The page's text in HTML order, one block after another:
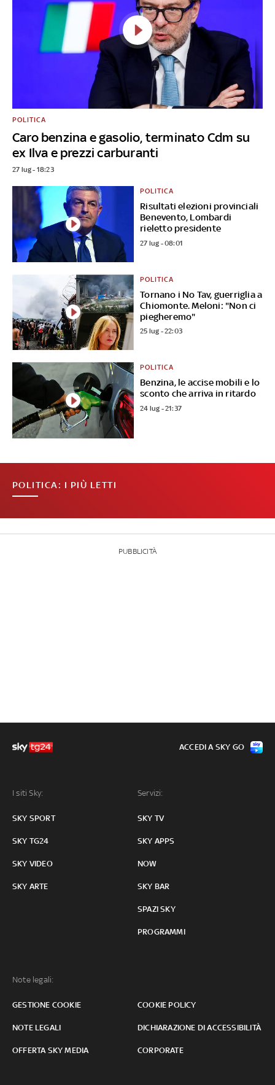
Caro benzina e gasolio, terminato Cdm su
ex Ilva e prezzi carburanti
POLITICA
27 lug - 18:23
Risultati elezioni provinciali
Benevento, Lombardi
rieletto presidente
POLITICA
27 lug - 08:01
Tornano i No Tav, guerriglia a
Chiomonte. Meloni: "Non ci
piegheremo"
POLITICA
25 lug - 22:03
Benzina, le accise mobili e lo
sconto che arriva in ritardo
POLITICA
24 lug - 21:37
POLITICA: I PIÙ LETTI
PUBBLICITÀ
I siti Sky:
SKY SPORT
SKY TG24
SKY VIDEO
SKY ARTE
Servizi:
SKY TV
SKY APPS
NOW
SKY BAR
SPAZI SKY
PROGRAMMI
Note legali:
GESTIONE COOKIE COOKIE POLICY
NOTE LEGALI DICHIARAZIONE DI ACCESSIBILITÀ
OFFERTA SKY MEDIA CORPORATE
ACCEDI A SKY GO